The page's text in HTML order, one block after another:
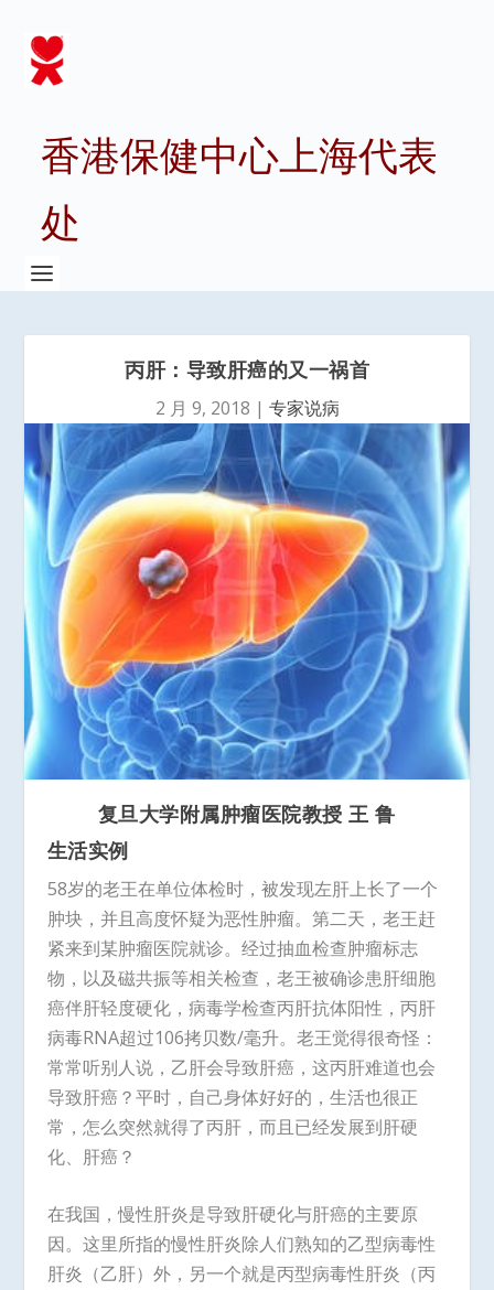
香港保健中心上海代表
处
丙肝：导致肝癌的又一祸首
2 月 9, 2018 | 专家说病
复旦大学附属肿瘤医院教授 王 鲁
生活实例
58岁的老王在单位体检时，被发现左肝上长了一个
肿块，并且高度怀疑为恶性肿瘤。第二天，老王赶
紧来到某肿瘤医院就诊。经过抽血检查肿瘤标志
物，以及磁共振等相关检查，老王被确诊患肝细胞
癌伴肝轻度硬化，病毒学检查丙肝抗体阳性，丙肝
病毒RNA超过106拷贝数/毫升。老王觉得很奇怪：
常常听别人说，乙肝会导致肝癌，这丙肝难道也会
导致肝癌？平时，自己身体好好的，生活也很正
常，怎么突然就得了丙肝，而且已经发展到肝硬
化、肝癌？
在我国，慢性肝炎是导致肝硬化与肝癌的主要原
因。这里所指的慢性肝炎除人们熟知的乙型病毒性
肝炎（乙肝）外，另一个就是丙型病毒性肝炎（丙